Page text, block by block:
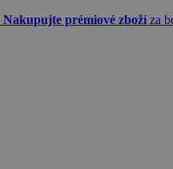
Nakupujte prémiové zbožíza